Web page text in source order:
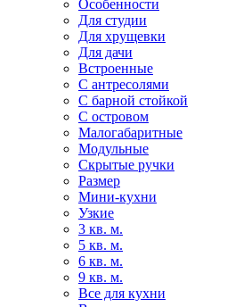
Особенности
Для студии
Для хрущевки
Для дачи
Встроенные
С антресолями
С барной стойкой
С островом
Малогабаритные
Модульные
Скрытые ручки
Размер
Мини-кухни
Узкие
3 кв. м.
5 кв. м.
6 кв. м.
9 кв. м.
Все для кухни